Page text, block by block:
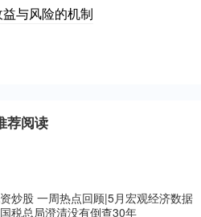
与风险的机制
荐阅读
炒股 一周热点回顾|5月宏观经济数据
税总局澄清没有倒查30年